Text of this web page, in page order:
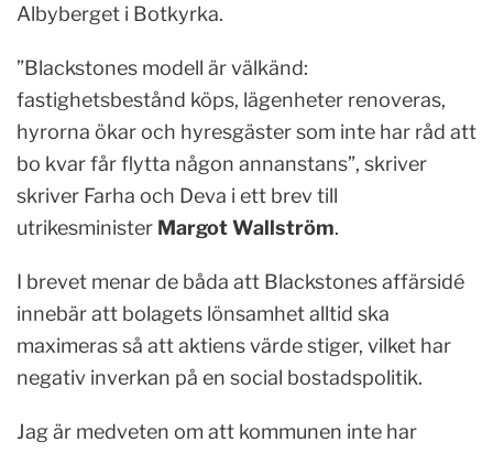
Albyberget i Botkyrka.
”Blackstones modell är välkänd:
fastighetsbestånd köps, lägenheter renoveras,
hyrorna ökar och hyresgäster som inte har råd att
bo kvar får flytta någon annanstans”, skriver
skriver Farha och Deva i ett brev till
utrikesminister Margot Wallström.
I brevet menar de båda att Blackstones affärsidé
innebär att bolagets lönsamhet alltid ska
maximeras så att aktiens värde stiger, vilket har
negativ inverkan på en social bostadspolitik.
Jag är medveten om att kommunen inte har